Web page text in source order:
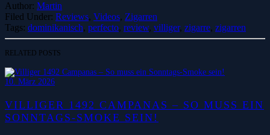
Author: Martin
Filed Under: Reviews, Videos, Zigarren
Tags: dominikanisch, perfecto, review, villiger, zigarre, zigarren
RELATED POSTS
10. März 2026
VILLIGER 1492 CAMPANAS – SO MUSS EIN
SONNTAGS-SMOKE SEIN!